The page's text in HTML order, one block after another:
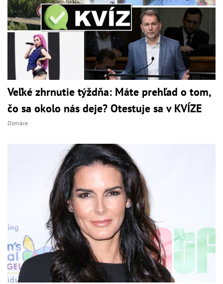
Veľké zhrnutie týždňa: Máte prehľad o tom,
čo sa okolo nás deje? Otestuje sa v KVÍZE
Domáce